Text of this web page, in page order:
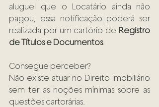
aluguel que o Locatário ainda não
pagou, essa notificação poderá ser
realizada por um cartório de Registro
de Títulos e Documentos.
Consegue perceber?
Não existe atuar no Direito Imobiliário
sem ter as noções mínimas sobre as
questões cartorárias.